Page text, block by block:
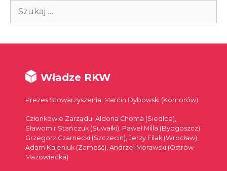
Szukaj:
Władze RKW
Prezes Stowarzyszenia: Marcin Dybowski (Komorów)
Członkowie Zarządu: Aldona Choma (Siedlce),
Sławomir Stańczuk (Suwałki), Paweł Milla (Bydgoszcz),
Grzegorz Czarnecki (Szczecin), Jerzy Filak (Wrocław),
Adam Kaleniuk (Zamość), Andrzej Morawski (Ostrów
Mazowiecka)